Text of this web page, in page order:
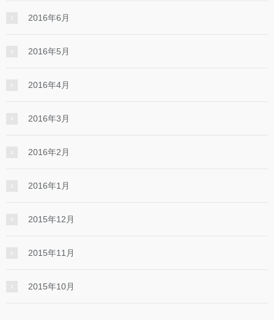
2016年6月
2016年5月
2016年4月
2016年3月
2016年2月
2016年1月
2015年12月
2015年11月
2015年10月